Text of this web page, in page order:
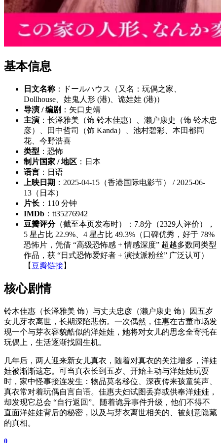
基本信息
日文名称：ドールハウス（又名：玩偶之家、
Dollhouse、娃鬼人形 (港)、诡娃娃 (港)）
导演 / 编剧 ：矢口史靖
主演 ：长泽雅美（饰 铃木佳惠）、濑户康史（饰 铃木忠
彦）、田中哲司（饰 Kanda）、池村碧彩、本田都同
花、今野浩喜
类型 ：恐怖
制片国家 / 地区 ：日本
语言 ：日语
上映日期 ：2025-04-15（香港国际电影节） / 2025-06-
13（日本）
片长 ：110 分钟
IMDb ：tt35276942
豆瓣评分（截至本页发布时）：7.8分（2329人评价），
5 星占比 22.9%、4 星占比 49.3%（口碑优秀，好于 78%
恐怖片，凭借 “高级恐怖感 + 情感深度” 超越多数同类型
作品，获 “日式恐怖爱好者 + 演技派粉丝” 广泛认可）
【 豆瓣链接】
核心剧情
铃木佳惠（长泽雅美 饰）与丈夫忠彦（濑户康史 饰）因五岁
女儿芽衣离世，长期深陷悲伤。一次偶然，佳惠在古董市场发
现一个与芽衣容貌酷似的洋娃娃，她将对女儿的思念全寄托在
玩偶上，生活逐渐找回生机。
几年后，两人迎来新女儿真衣，随着对真衣的关注增多，洋娃
娃被渐渐遗忘。可当真衣长到五岁、开始主动与洋娃娃玩耍
时，家中怪事接连发生：物品莫名移位、深夜传来孩童笑声、
真衣常对着玩偶自言自语。佳惠夫妇试图丢弃或供奉洋娃娃，
却发现它总会 “自行返回”。随着诡异事件升级，他们不得不
直面洋娃娃背后的秘密，以及与芽衣离世相关的、被刻意隐藏
的真相。
0